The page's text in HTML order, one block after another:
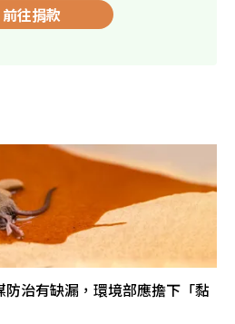
前往捐款
治有缺漏，環境部應擔下「黏